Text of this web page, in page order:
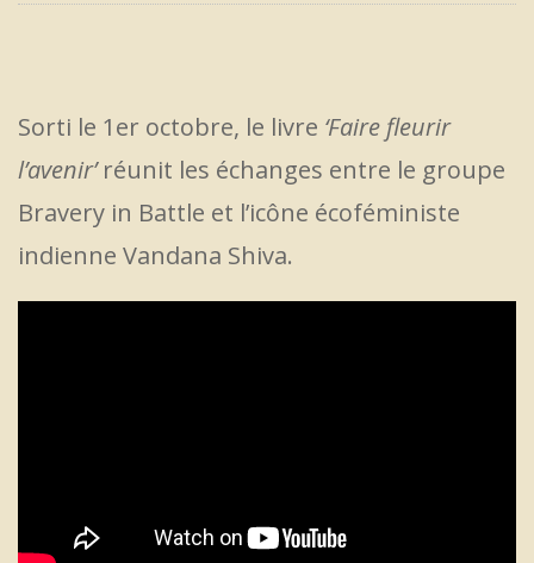
Sorti le 1er octobre, le livre ‘Faire fleurir
l’avenir’réunit les échanges entre le groupe
Bravery in Battle et l’icône écoféministe
indienne Vandana Shiva.